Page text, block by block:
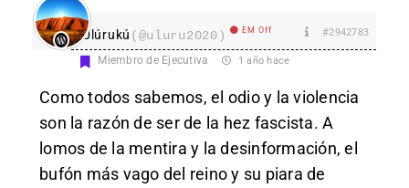
Ulúrukú (@uluru2020) EM Off #2942783
Miembro de Ejecutiva 1 año hace
Como todos sabemos, el odio y la violencia
son la razón de ser de la hez fascista. A
lomos de la mentira y la desinformación, el
bufón más vago del reino y su piara de